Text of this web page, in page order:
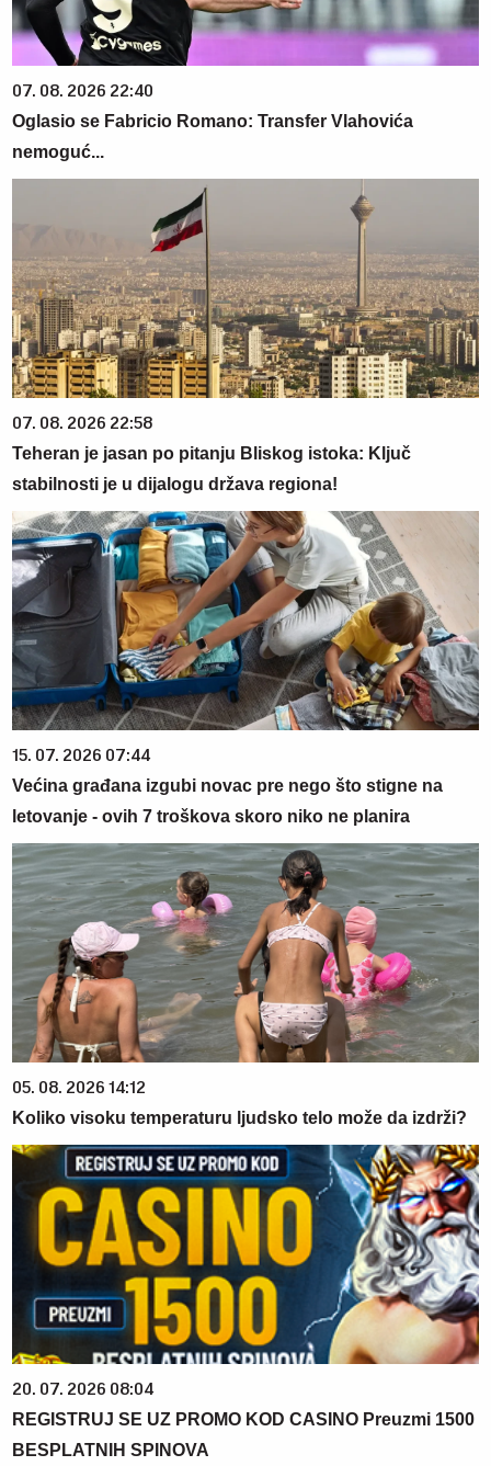
07. 08. 2026 22:40
Oglasio se Fabricio Romano: Transfer Vlahovića
nemoguć...
07. 08. 2026 22:58
Teheran je jasan po pitanju Bliskog istoka: Ključ
stabilnosti je u dijalogu država regiona!
15. 07. 2026 07:44
Većina građana izgubi novac pre nego što stigne na
letovanje - ovih 7 troškova skoro niko ne planira
05. 08. 2026 14:12
Koliko visoku temperaturu ljudsko telo može da izdrži?
20. 07. 2026 08:04
REGISTRUJ SE UZ PROMO KOD CASINO Preuzmi 1500
BESPLATNIH SPINOVA